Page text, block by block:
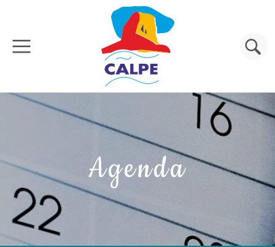
Pasar al contenido principal
Buscar
Agenda